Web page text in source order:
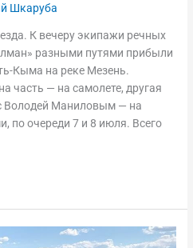
Шкаруба
К вечеру экипажи речных
разными путями прибыли
Кыма на реке Мезень.
часть — на самолете, другая
Володей Маниловым — на
по очереди 7 и 8 июля. Всего